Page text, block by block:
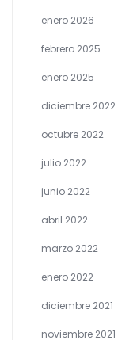
enero 2026
febrero 2025
enero 2025
diciembre 2022
octubre 2022
julio 2022
junio 2022
abril 2022
marzo 2022
enero 2022
diciembre 2021
noviembre 2021